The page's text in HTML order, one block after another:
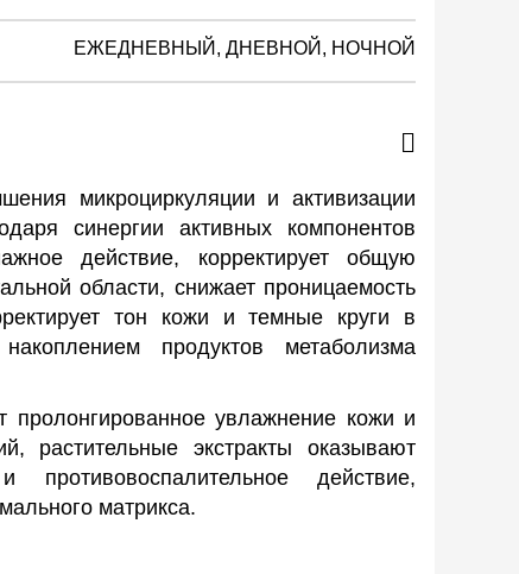
ЕЖЕДНЕВНЫЙ, ДНЕВНОЙ, НОЧНОЙ
микроциркуляции и активизации
синергии активных компонентов
действие, корректирует общую
области, снижает проницаемость
тон кожи и темные круги в
продуктов метаболизма
пролонгированное увлажнение кожи и
растительные экстракты оказывают
противовоспалительное действие,
матрикса.